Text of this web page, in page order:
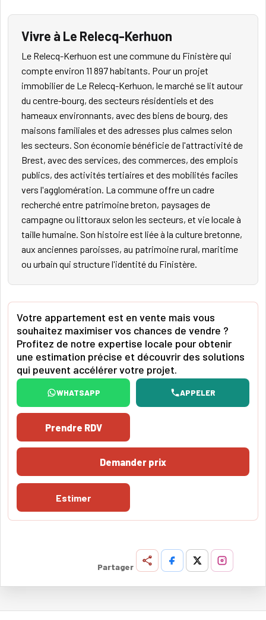
Vivre à Le Relecq-Kerhuon
Le Relecq-Kerhuon est une commune du Finistère qui
compte environ 11 897 habitants. Pour un projet
immobilier de Le Relecq-Kerhuon, le marché se lit autour
du centre-bourg, des secteurs résidentiels et des
hameaux environnants, avec des biens de bourg, des
maisons familiales et des adresses plus calmes selon
les secteurs. Son économie bénéficie de l'attractivité de
Brest, avec des services, des commerces, des emplois
publics, des activités tertiaires et des mobilités faciles
vers l'agglomération. La commune offre un cadre
recherché entre patrimoine breton, paysages de
campagne ou littoraux selon les secteurs, et vie locale à
taille humaine. Son histoire est liée à la culture bretonne,
aux anciennes paroisses, au patrimoine rural, maritime
ou urbain qui structure l'identité du Finistère.
Votre appartement est en vente mais vous
souhaitez maximiser vos chances de vendre ?
Profitez de notre expertise locale pour obtenir
une estimation précise et découvrir des solutions
qui peuvent accélérer votre projet.
WHATSAPP APPELER
Prendre RDV
Demander prix
Estimer
Partager